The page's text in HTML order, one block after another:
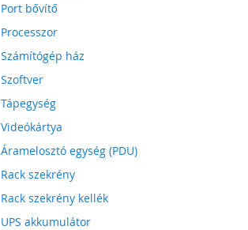
Port bővítő
Processzor
Számítógép ház
Szoftver
Tápegység
Videókártya
Áramelosztó egység (PDU)
Rack szekrény
Rack szekrény kellék
UPS akkumulátor